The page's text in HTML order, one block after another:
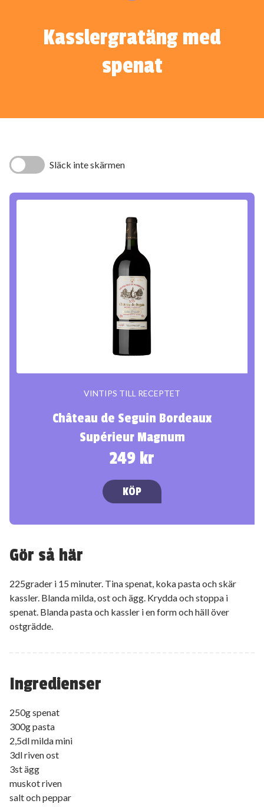
Kasslergratäng med
spenat
Ingredienser
250g spenat
300g pasta
2,5dl milda mini
3dl riven ost
3st ägg
muskot riven
salt och peppar
Släck inte skärmen
VINTIPS TILL RECEPTET
Château de Seguin Bordeaux
Supérieur Magnum
249 kr
KÖP
Gör så här
225grader i 15 minuter. Tina spenat, koka pasta och skär
kassler. Blanda milda, ost och ägg. Krydda och stoppa i
spenat. Blanda pasta och kassler i en form och häll över
ostgrädde.